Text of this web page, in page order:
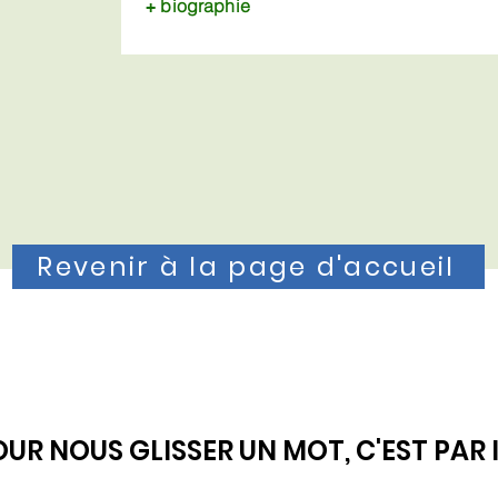
+ biographie
Revenir à la page d'accueil
NOUS GLISSER UN MOT, C'EST PAR